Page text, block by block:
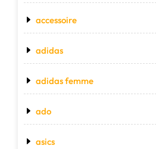
accessoire
adidas
adidas femme
ado
asics